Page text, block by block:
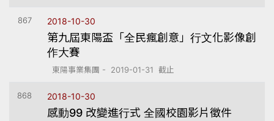
867 2018-10-30
第九屆東陽盃「全民瘋創意」行文化影像創
作大賽
東陽事業集團 - 2019-01-31 截止
868 2018-10-30
感動99 改變進行式 全國校園影片徵件